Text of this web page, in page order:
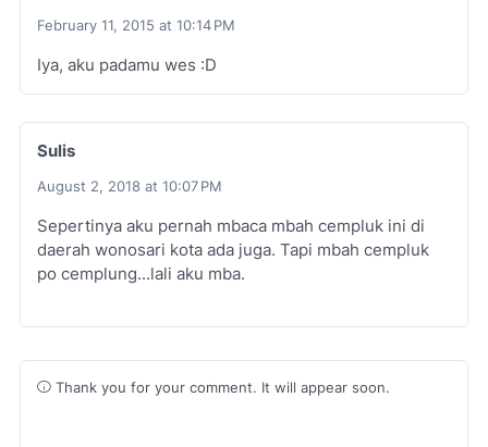
February 11, 2015 at 10:14 PM
Iya, aku padamu wes :D
Sulis
August 2, 2018 at 10:07 PM
Sepertinya aku pernah mbaca mbah cempluk ini di
daerah wonosari kota ada juga. Tapi mbah cempluk
po cemplung...lali aku mba.
Thank you for your comment. It will appear soon.